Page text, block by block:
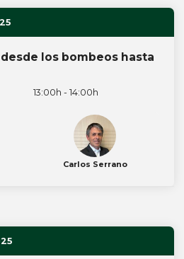
los bombeos hasta
13:00h - 14:00h
Carlos Serrano